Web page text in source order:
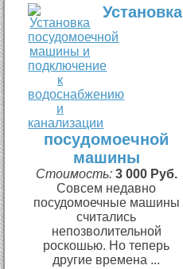
Установка
посудомоечной
машины
Стоимость: 3 000 Руб.
Совсем недавно
посудомоечные машины
считались
непозволительной
роскошью. Но теперь
другие времена ...